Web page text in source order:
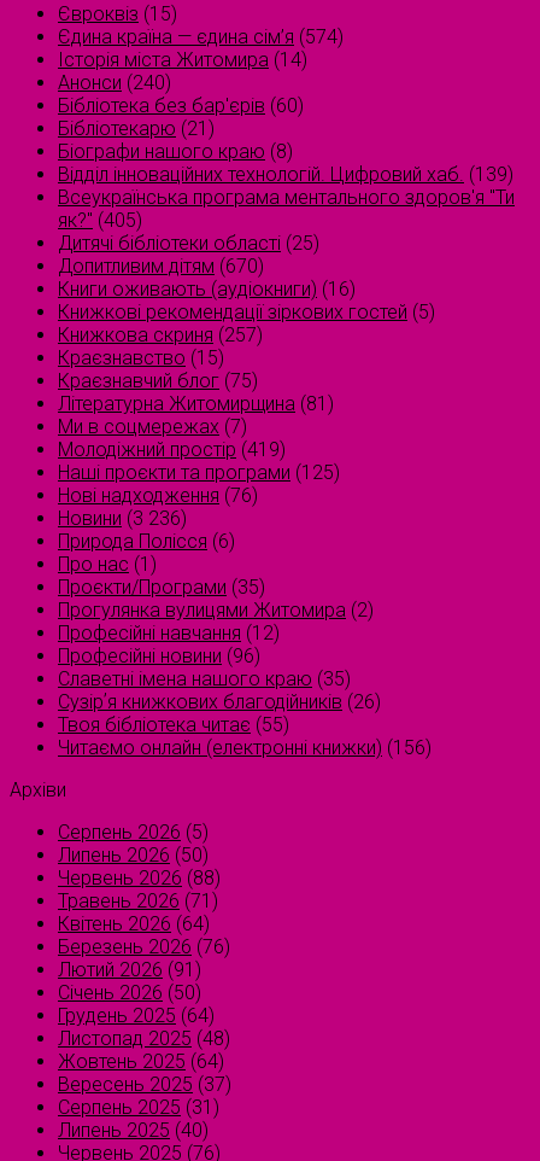
Євроквіз (15)
Єдина країна — єдина сім’я (574)
Історія міста Житомира (14)
Анонси (240)
Бібліотека без бар'єрів (60)
Бібліотекарю (21)
Біографи нашого краю (8)
Відділ інноваційних технологій. Цифровий хаб. (139)
Всеукраїнська програма ментального здоров'я "Ти
як?" (405)
Дитячі бібліотеки області (25)
Допитливим дітям (670)
Книги оживають (аудіокниги) (16)
Книжкові рекомендації зіркових гостей (5)
Книжкова скриня (257)
Краєзнавство (15)
Краєзнавчий блог (75)
Літературна Житомирщина (81)
Ми в соцмережах (7)
Молодіжний простір (419)
Наші проєкти та програми (125)
Нові надходження (76)
Новини (3 236)
Природа Полісся (6)
Про нас (1)
Проєкти/Програми (35)
Прогулянка вулицями Житомира (2)
Професійні навчання (12)
Професійні новини (96)
Славетні імена нашого краю (35)
Сузірʼя книжкових благодійників (26)
Твоя бібліотека читає (55)
Читаємо онлайн (електронні книжки) (156)
Архіви
Серпень 2026 (5)
Липень 2026 (50)
Червень 2026 (88)
Травень 2026 (71)
Квітень 2026 (64)
Березень 2026 (76)
Лютий 2026 (91)
Січень 2026 (50)
Грудень 2025 (64)
Листопад 2025 (48)
Жовтень 2025 (64)
Вересень 2025 (37)
Серпень 2025 (31)
Липень 2025 (40)
Червень 2025 (76)